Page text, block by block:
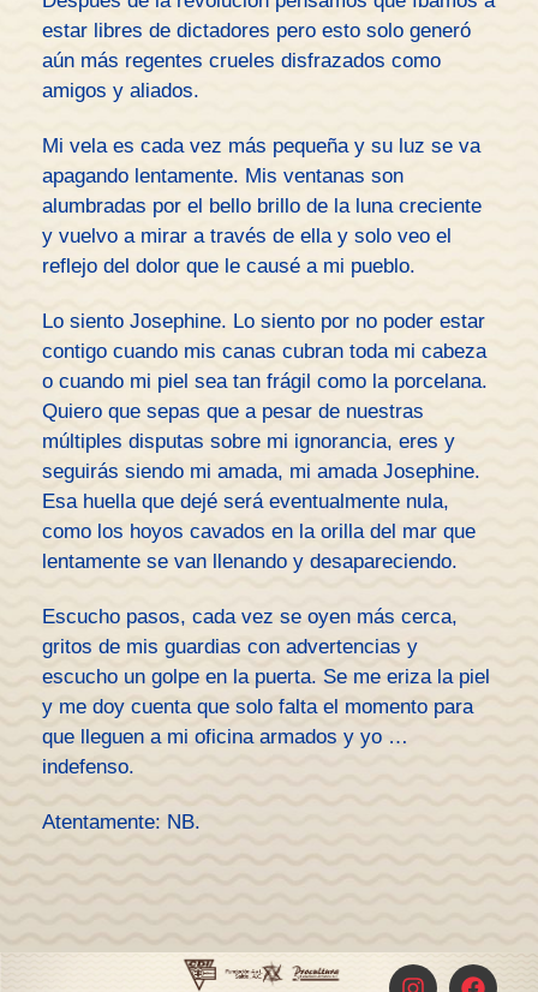
estar libres de dictadores pero esto solo generó
aún más regentes crueles disfrazados como
amigos y aliados.
Mi vela es cada vez más pequeña y su luz se va
apagando lentamente. Mis ventanas son
alumbradas por el bello brillo de la luna creciente
y vuelvo a mirar a través de ella y solo veo el
reflejo del dolor que le causé a mi pueblo.
Lo siento Josephine. Lo siento por no poder estar
contigo cuando mis canas cubran toda mi cabeza
o cuando mi piel sea tan frágil como la porcelana.
Quiero que sepas que a pesar de nuestras
múltiples disputas sobre mi ignorancia, eres y
seguirás siendo mi amada, mi amada Josephine.
Esa huella que dejé será eventualmente nula,
como los hoyos cavados en la orilla del mar que
lentamente se van llenando y desapareciendo.
Escucho pasos, cada vez se oyen más cerca,
gritos de mis guardias con advertencias y
escucho un golpe en la puerta. Se me eriza la piel
y me doy cuenta que solo falta el momento para
que lleguen a mi oficina armados y yo …
indefenso.
Atentamente: NB.